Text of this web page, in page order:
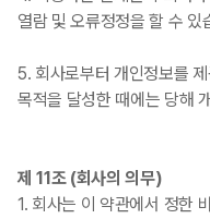
열람 및 오류정정을 할 수 있
5. 회사로부터 개인정보를
목적을 달성한 때에는 당해
제 11조 (회사의 의무)
1. 회사는 이 약관에서 정한